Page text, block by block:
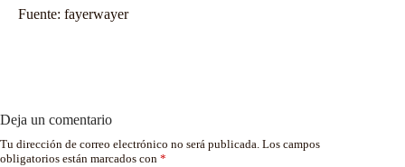
Fuente: fayerwayer
Deja un comentario
Tu dirección de correo electrónico no será publicada. Los campos
obligatorios están marcados con *